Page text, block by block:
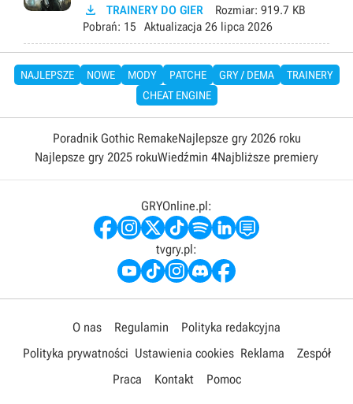
 TRAINERY DO GIER Rozmiar: 919.7 KB
Pobrań: 15 Aktualizacja 26 lipca 2026
NAJLEPSZE NOWE MODY PATCHE GRY / DEMA
TRAINERY
CHEAT ENGINE
Poradnik Gothic RemakeNajlepsze gry 2026 roku
Najlepsze gry 2025 rokuWiedźmin 4Najbliższe premiery
GRYOnline.pl:
tvgry.pl:
O nas Regulamin
Polityka redakcyjna
Polityka prywatności Ustawienia cookies Reklama
Zespół
Praca
Kontakt Pomoc